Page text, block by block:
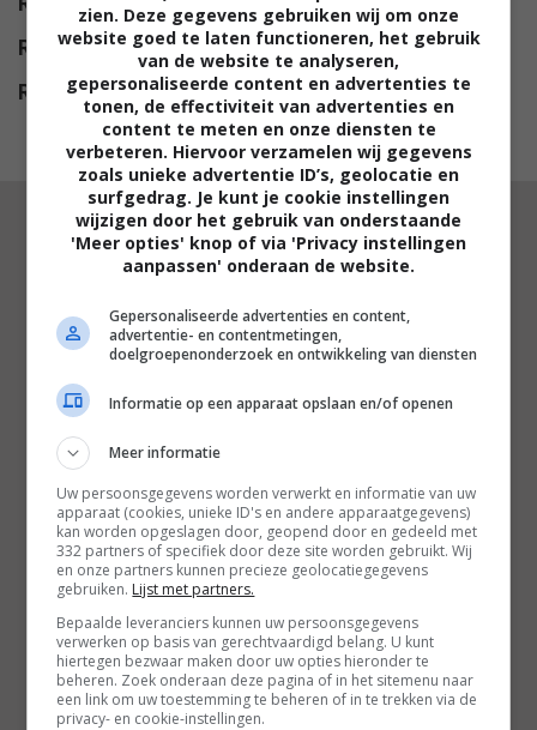
Release NL
14.07.2011
Release DVD
11.10.2011
ARMAN AVSAROGLU
hun eigen geschiedenis in deze aardige
studentenfilm, die ondanks het thema
nooit echt ontbrandt."
Filmtotaal
Recensie
zien. Deze gegevens gebruiken wij om onze
website goed te laten functioneren, het gebruik
van de website te analyseren,
gepersonaliseerde content en advertenties te
tonen, de effectiviteit van advertenties en
content te meten en onze diensten te
verbeteren. Hiervoor verzamelen wij gegevens
zoals unieke advertentie ID’s, geolocatie en
surfgedrag. Je kunt je cookie instellingen
wijzigen door het gebruik van onderstaande
'Meer opties' knop of via 'Privacy instellingen
aanpassen' onderaan de website.
Gepersonaliseerde advertenties en content,
advertentie- en contentmetingen,
doelgroepenonderzoek en ontwikkeling van diensten
Informatie op een apparaat opslaan en/of openen
Meer informatie
Uw persoonsgegevens worden verwerkt en informatie van uw
apparaat (cookies, unieke ID's en andere apparaatgegevens)
kan worden opgeslagen door, geopend door en gedeeld met
332 partners of specifiek door deze site worden gebruikt. Wij
en onze partners kunnen precieze geolocatiegegevens
gebruiken. Lijst met partners.
Bepaalde leveranciers kunnen uw persoonsgegevens
verwerken op basis van gerechtvaardigd belang. U kunt
hiertegen bezwaar maken door uw opties hieronder te
beheren. Zoek onderaan deze pagina of in het sitemenu naar
een link om uw toestemming te beheren of in te trekken via de
privacy- en cookie-instellingen.